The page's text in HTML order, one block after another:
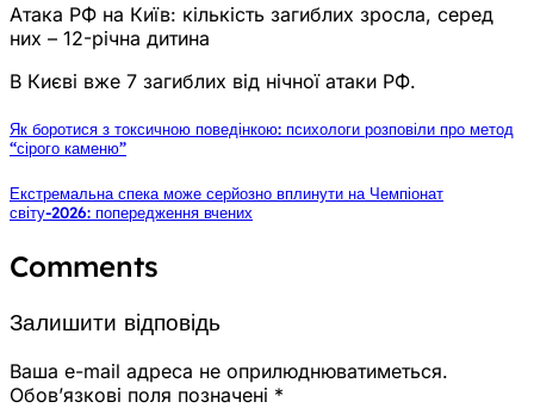
Атака РФ на Київ: кількість загиблих зросла, серед
них – 12-річна дитина
В Києві вже 7 загиблих від нічної атаки РФ.
Як боротися з токсичною поведінкою: психологи розповіли про метод
“сірого каменю”
Екстремальна спека може серйозно вплинути на Чемпіонат
світу-2026: попередження вчених
Comments
Залишити відповідь
Ваша e-mail адреса не оприлюднюватиметься.
Обов’язкові поля позначені *